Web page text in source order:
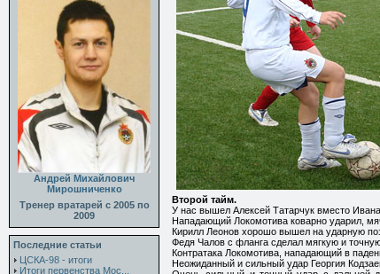
Андрей Михайлович
Мирошниченко
Тренер вратарей с 2005 по
2009
Последние статьи
ЦСКА-98 - итоги
Итоги первенства Мос...
Второй тайм.
У нас вышел Алексей Татарчук вместо
Нападающий Локомотива коварно ударил,
Кирилл Леонов хорошо вышел на ударную
Федя Чалов с фланга сделал мягкую и
Контратака Локомотива, нападающий в
Неожиданный и сильный удар Георгия